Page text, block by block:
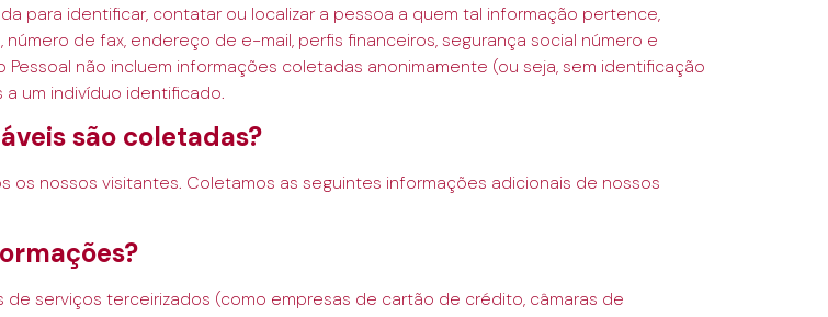
para identificar, contatar ou localizar a pessoa a quem tal informação pertence,
de fax, endereço de e-mail, perfis financeiros, segurança social número e
não incluem informações coletadas anonimamente (ou seja, sem identificação
um indivíduo identificado.
são coletadas?
nossos visitantes. Coletamos as seguintes informações adicionais de nossos
serviços terceirizados (como empresas de cartão de crédito, câmaras de